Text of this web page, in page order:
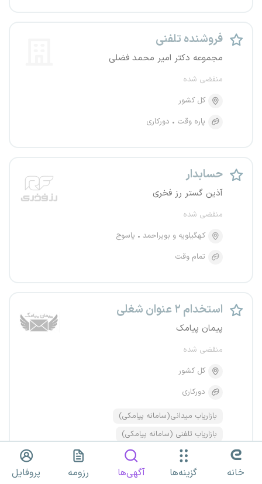
فروشنده تلفنی
مجموعه دکتر امیر محمد فضلی
منقضی شده
کل کشور
پاره وقت
دورکاری
حسابدار
آذین گستر رز فخری
منقضی شده
کهگیلویه و بویراحمد
یاسوج
تمام وقت
استخدام ۲ عنوان شغلی
پیمان پیامک
منقضی شده
کل کشور
دورکاری
بازاریاب میدانی(سامانه پیامکی)
بازاریاب تلفنی (سامانه پیامکی)
خانه گزینه‌ها آگهی‌ها رزومه پروفایل